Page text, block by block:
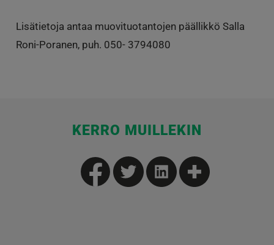
Lisätietoja antaa muovituotantojen päällikkö Salla
Roni-Poranen, puh. 050- 3794080
KERRO MUILLEKIN